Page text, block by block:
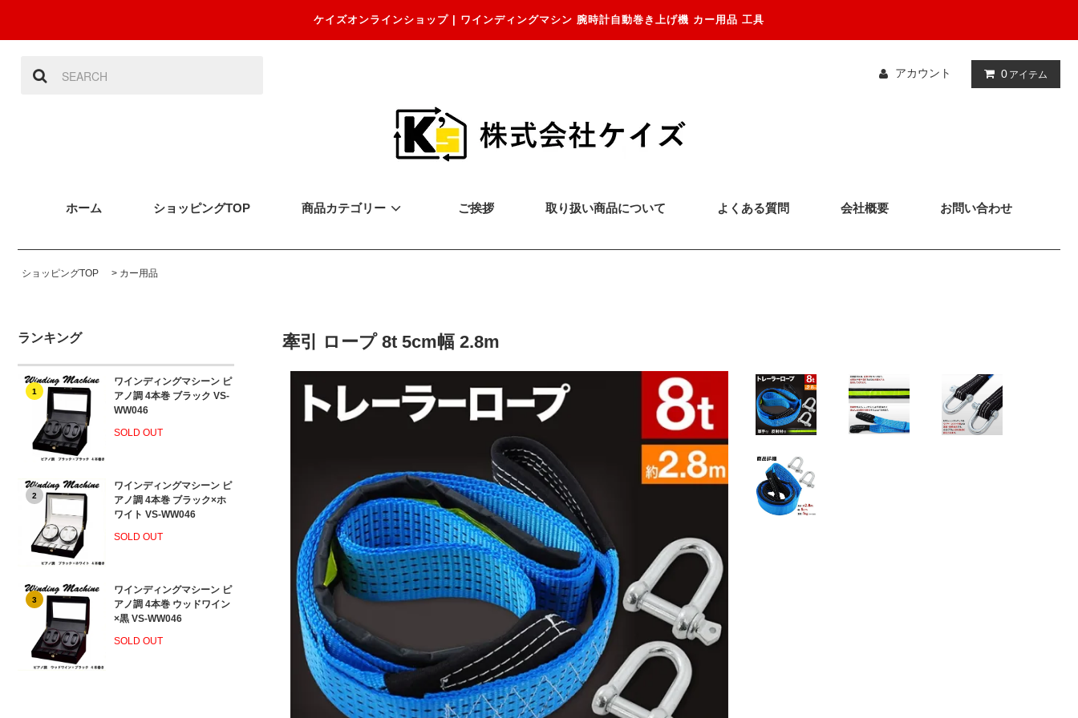
ケイズオンラインショップ | ワインディングマシン 腕時計自動巻き上げ機 カー用品 工具
アカウント 0 アイテム
ホーム ショッピングTOP 商品カテゴリー ご挨拶 取り扱い商品について よくある質問 会社概要 お問い合わせ
ショッピングTOP > カー用品
ランキング
1
ワインディングマシーン ピ
アノ調 4本巻 ブラック VS-
WW046
SOLD OUT
2
ワインディングマシーン ピ
アノ調 4本巻 ブラック×ホ
ワイト VS-WW046
SOLD OUT
3
ワインディングマシーン ピ
アノ調 4本巻 ウッドワイン
×黒 VS-WW046
SOLD OUT
牽引 ロープ 8t 5cm幅 2.8m